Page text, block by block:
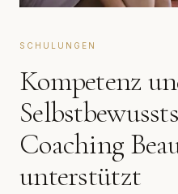
SCHULUNGEN
Kompetenz
Coaching
unterstützt